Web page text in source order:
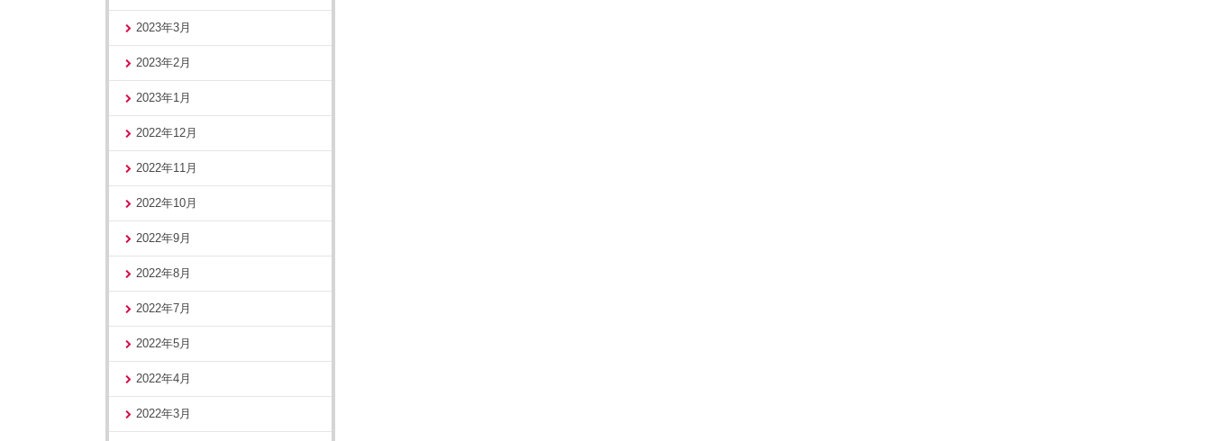
2023年3月
2023年2月
2023年1月
2022年12月
2022年11月
2022年10月
2022年9月
2022年8月
2022年7月
2022年5月
2022年4月
2022年3月